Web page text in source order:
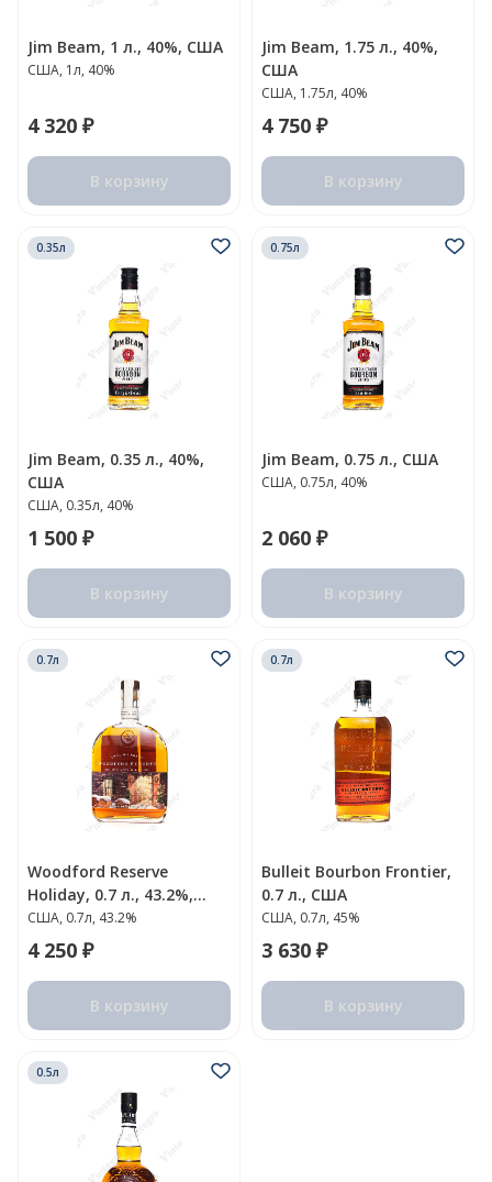
Jim Beam, 1 л., 40%, США
США, 1л, 40%
4 320 ₽
В корзину
Jim Beam, 1.75 л., 40%,
США
США, 1.75л, 40%
4 750 ₽
В корзину
0.35л
Jim Beam, 0.35 л., 40%,
США
США, 0.35л, 40%
1 500 ₽
В корзину
0.75л
Jim Beam, 0.75 л., США
США, 0.75л, 40%
2 060 ₽
В корзину
0.7л
Woodford Reserve
Holiday, 0.7 л., 43.2%,
США
США, 0.7л, 43.2%
4 250 ₽
В корзину
0.7л
Bulleit Bourbon Frontier,
0.7 л., США
США, 0.7л, 45%
3 630 ₽
В корзину
0.5л